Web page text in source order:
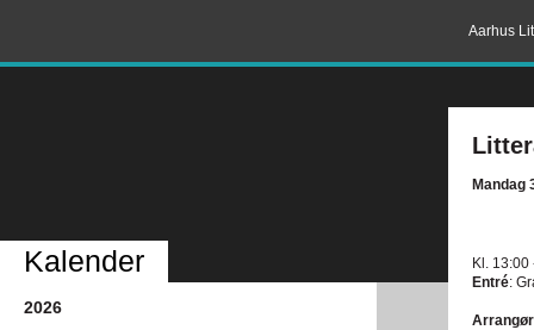
Aarhus
Mandag
Kl. 13:00
Entré:
Kalender
2026